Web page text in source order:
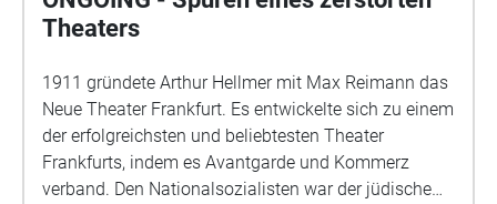
Theaters
1911 gründete Arthur Hellmer mit Max Reimann das
Neue Theater Frankfurt. Es entwickelte sich zu einem
der erfolgreichsten und beliebtesten Theater
Frankfurts, indem es Avantgarde und Kommerz
verband. Den Nationalsozialisten war der jüdische